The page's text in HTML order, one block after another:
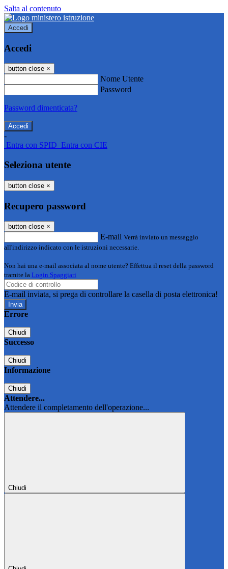
Salta al contenuto
Accedi
Accedi
button close ×
Nome Utente
Password
Password dimenticata?
-
Entra con SPID Entra con CIE
Seleziona utente
button close ×
Recupero password
button close ×
E-mail Verrà inviato un messaggio
all'indirizzo indicato con le istruzioni necessarie.
Non hai una e-mail associata al nome utente? Effettua il reset della password
tramite la Login Spaggiari
E-mail inviata, si prega di controllare la casella di posta elettronica!
Errore
Chiudi
Successo
Chiudi
Informazione
Chiudi
Attendere...
Attendere il completamento dell'operazione...
Chiudi